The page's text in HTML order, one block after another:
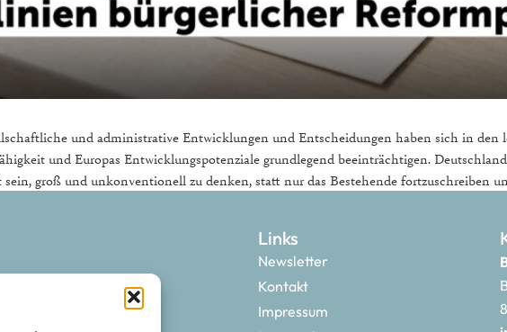
und administrative Entwicklungen und Entscheidungen haben sich in den
und Europas Entwicklungspotenziale grundlegend beeinträchtigen.
groß und unkonventionell zu denken, statt nur das Bestehende fortzuschreiben
Links
Newsletter
Kontakt
Impressum